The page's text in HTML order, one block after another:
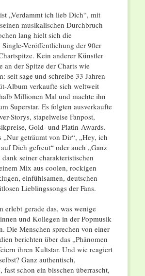
„Verdammt ich lieb Dich“, mit
musikalischen Durchbruch
lang hielt sich die
Single-Veröffentlichung der 90er
Kein anderer Künstler
an der Spitze der Charts wie
seit sage und schreibe 33 Jahren
Album verkaufte sich weltweit
Millionen Mal und machte ihn
Superstar. Es folgten ausverkaufte
Storys, stapelweise Fanpost,
Gold- und Platin-Awards.
geträumt von Dir“, „Hey, ich
Dich gefreut“ oder auch „Ganz
seiner charakteristischen
Mix aus coolen, rockigen
einfühlsamen, deutschen
Lieblingssongs der Fans.
erlebt gerade das, was wenige
und Kollegen in der Popmusik
Die Menschen sprechen von einer
berichten über das „Phänomen
ihren Kultstar. Und wie reagiert
Ganz authentisch,
fast schon ein bisschen überrascht,